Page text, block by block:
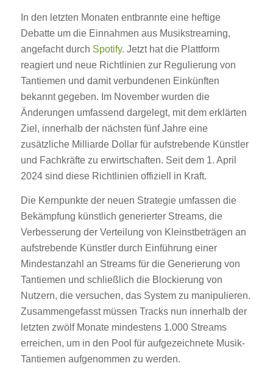
In den letzten Monaten entbrannte eine heftige
Debatte um die Einnahmen aus Musikstreaming,
angefacht durch Spotify. Jetzt hat die Plattform
reagiert und neue Richtlinien zur Regulierung von
Tantiemen und damit verbundenen Einkünften
bekannt gegeben. Im November wurden die
Änderungen umfassend dargelegt, mit dem erklärten
Ziel, innerhalb der nächsten fünf Jahre eine
zusätzliche Milliarde Dollar für aufstrebende Künstler
und Fachkräfte zu erwirtschaften. Seit dem 1. April
2024 sind diese Richtlinien offiziell in Kraft.
Die Kernpunkte der neuen Strategie umfassen die
Bekämpfung künstlich generierter Streams, die
Verbesserung der Verteilung von Kleinstbeträgen an
aufstrebende Künstler durch Einführung einer
Mindestanzahl an Streams für die Generierung von
Tantiemen und schließlich die Blockierung von
Nutzern, die versuchen, das System zu manipulieren.
Zusammengefasst müssen Tracks nun innerhalb der
letzten zwölf Monate mindestens 1.000 Streams
erreichen, um in den Pool für aufgezeichnete Musik-
Tantiemen aufgenommen zu werden.